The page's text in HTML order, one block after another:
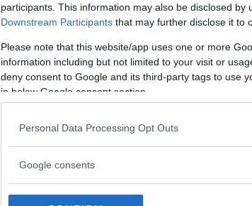
participants. This information may also be disclosed by
Downstream Participants that may further disclose it to
Please note that this website/app uses one or more
information including but not limited to your visit or
deny consent to Google and its third-party tags to use
in below Google consent section.
Personal Data Processing Opt Outs
Google consents
Sguardi
contro le rughe
d'espressione
Dalla cosmesi alla medicina
prevenire e contrastare le